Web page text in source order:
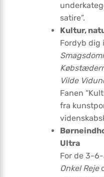
satire”.
Kultur,
Fordyb dig
Vilde
Fanen
fra
Ultra
For de 3-
Onkel Reje